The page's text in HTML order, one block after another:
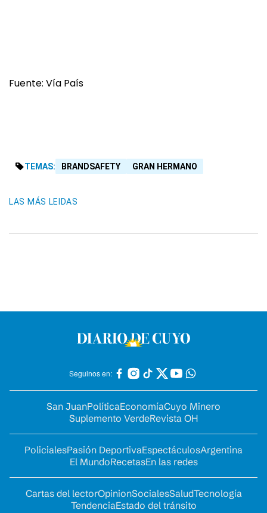
Fuente: Vía País
TEMAS: BRANDSAFETY GRAN HERMANO
LAS MÁS LEIDAS
Seguinos en:
San JuanPolíticaEconomíaCuyo Minero
Suplemento VerdeRevista OH
PolicialesPasión DeportivaEspectáculosArgentina
El MundoRecetasEn las redes
Cartas del lectorOpinionSocialesSaludTecnología
TendenciaEstado del tránsito